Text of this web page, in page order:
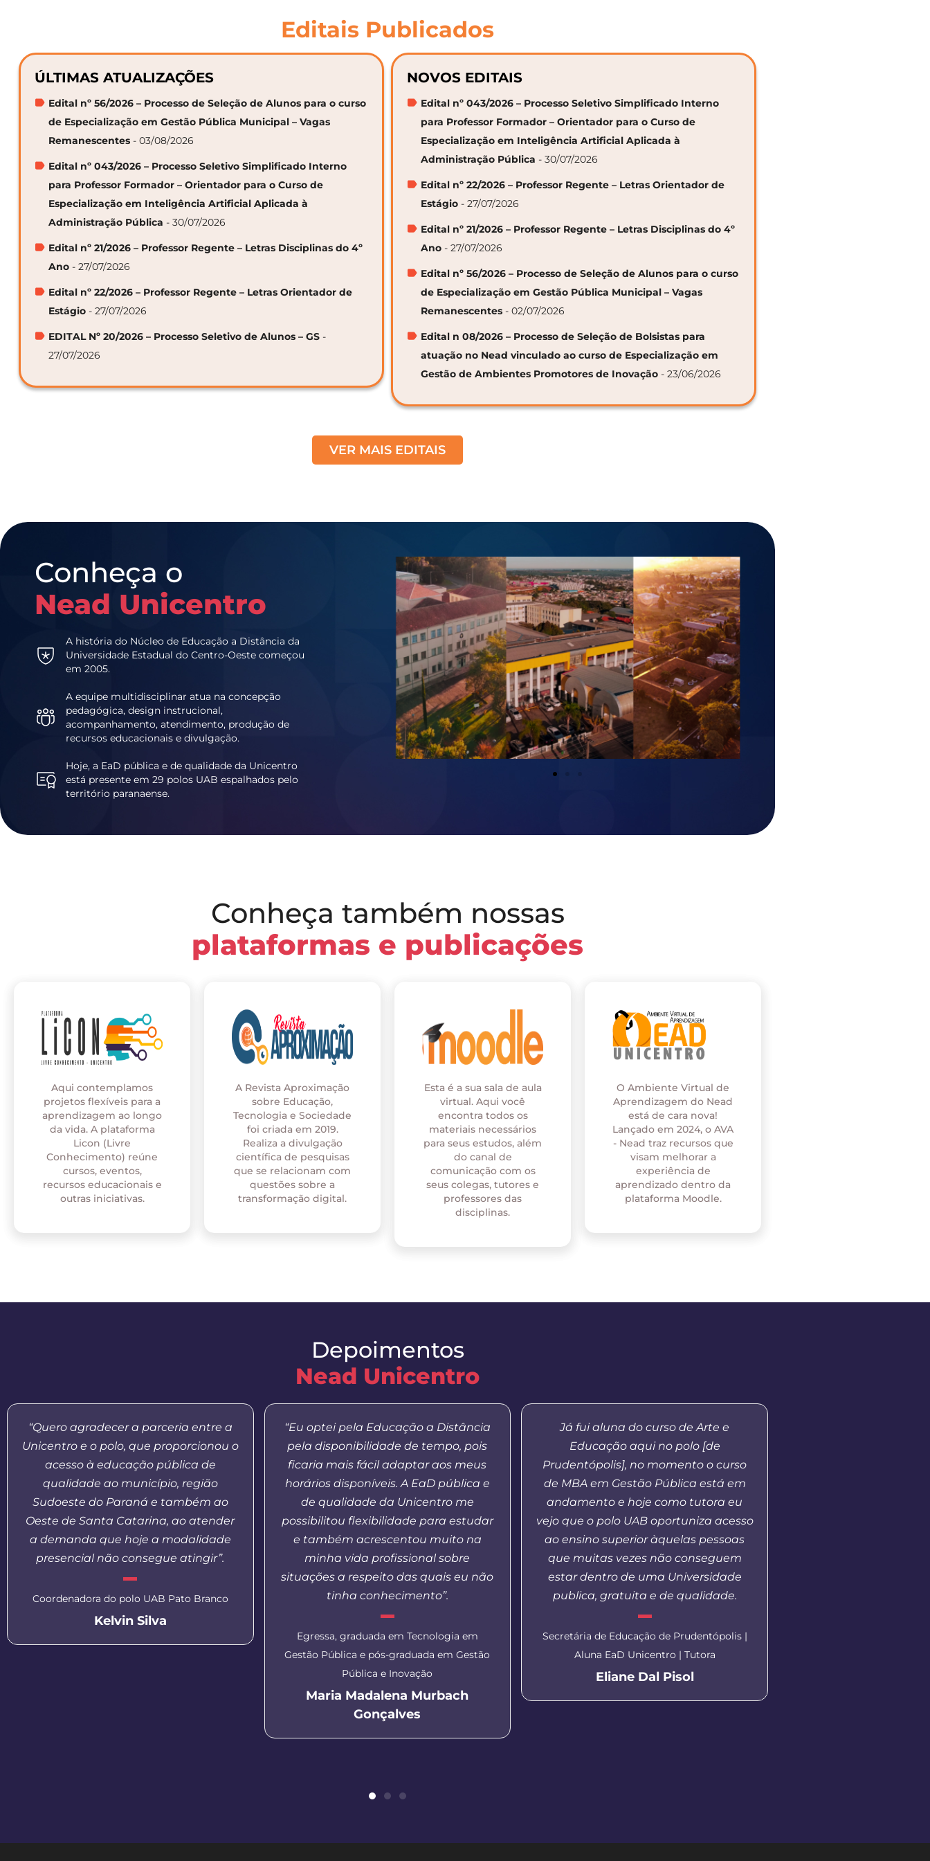
Editais Publicados
ÚLTIMAS ATUALIZAÇÕES
Edital nº 56/2026 – Processo de Seleção de Alunos para o curso
de Especialização em Gestão Pública Municipal – Vagas
Remanescentes - 03/08/2026
Edital nº 043/2026 – Processo Seletivo Simplificado Interno
para Professor Formador – Orientador para o Curso de
Especialização em Inteligência Artificial Aplicada à
Administração Pública - 30/07/2026
Edital nº 21/2026 – Professor Regente – Letras Disciplinas do 4º
Ano - 27/07/2026
Edital nº 22/2026 – Professor Regente – Letras Orientador de
Estágio - 27/07/2026
EDITAL Nº 20/2026 – Processo Seletivo de Alunos – GS -
27/07/2026
NOVOS EDITAIS
Edital nº 043/2026 – Processo Seletivo Simplificado Interno
para Professor Formador – Orientador para o Curso de
Especialização em Inteligência Artificial Aplicada à
Administração Pública - 30/07/2026
Edital nº 22/2026 – Professor Regente – Letras Orientador de
Estágio - 27/07/2026
Edital nº 21/2026 – Professor Regente – Letras Disciplinas do 4º
Ano - 27/07/2026
Edital nº 56/2026 – Processo de Seleção de Alunos para o curso
de Especialização em Gestão Pública Municipal – Vagas
Remanescentes - 02/07/2026
Edital n 08/2026 – Processo de Seleção de Bolsistas para
atuação no Nead vinculado ao curso de Especialização em
Gestão de Ambientes Promotores de Inovação - 23/06/2026
VER MAIS EDITAIS
Conheça o
Nead Unicentro
A história do Núcleo de Educação a Distância da
Universidade Estadual do Centro-Oeste começou
em 2005.
A equipe multidisciplinar atua na concepção
pedagógica, design instrucional,
acompanhamento, atendimento, produção de
recursos educacionais e divulgação.
Hoje, a EaD pública e de qualidade da Unicentro
está presente em 29 polos UAB espalhados pelo
território paranaense.
Conheça também nossas
plataformas e publicações
Aqui contemplamos
projetos flexíveis para a
aprendizagem ao longo
da vida. A plataforma
Licon (Livre
Conhecimento) reúne
cursos, eventos,
recursos educacionais e
outras iniciativas.
A Revista Aproximação
sobre Educação,
Tecnologia e Sociedade
foi criada em 2019.
Realiza a divulgação
científica de pesquisas
que se relacionam com
questões sobre a
transformação digital.
Esta é a sua sala de aula
virtual. Aqui você
encontra todos os
materiais necessários
para seus estudos, além
do canal de
comunicação com os
seus colegas, tutores e
professores das
disciplinas.
O Ambiente Virtual de
Aprendizagem do Nead
está de cara nova!
Lançado em 2024, o AVA
- Nead traz recursos que
visam melhorar a
experiência de
aprendizado dentro da
plataforma Moodle.
Depoimentos
Nead Unicentro
“Quero agradecer a parceria entre a
Unicentro e o polo, que proporcionou o
acesso à educação pública de
qualidade ao município, região
Sudoeste do Paraná e também ao
Oeste de Santa Catarina, ao atender
a demanda que hoje a modalidade
presencial não consegue atingir”.
Coordenadora do polo UAB Pato Branco
Kelvin Silva
“Eu optei pela Educação a Distância
pela disponibilidade de tempo, pois
ficaria mais fácil adaptar aos meus
horários disponíveis. A EaD pública e
de qualidade da Unicentro me
possibilitou flexibilidade para estudar
e também acrescentou muito na
minha vida profissional sobre
situações a respeito das quais eu não
tinha conhecimento”.
Egressa, graduada em Tecnologia em
Gestão Pública e pós-graduada em Gestão
Pública e Inovação
Maria Madalena Murbach
Gonçalves
Já fui aluna do curso de Arte e
Educação aqui no polo [de
Prudentópolis], no momento o curso
de MBA em Gestão Pública está em
andamento e hoje como tutora eu
vejo que o polo UAB oportuniza acesso
ao ensino superior àquelas pessoas
que muitas vezes não conseguem
estar dentro de uma Universidade
publica, gratuita e de qualidade.
Secretária de Educação de Prudentópolis |
Aluna EaD Unicentro | Tutora
Eliane Dal Pisol